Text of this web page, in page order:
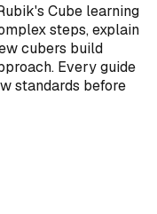
Cube learning
steps, explain
cubers build
Every guide
standards before